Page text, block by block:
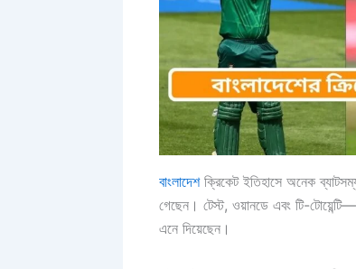
বাংলাদেশ ক্রিকেট ইতিহাসে অনেক
গেছেন। টেস্ট, ওয়ানডে এবং টি-
এনে দিয়েছেন।